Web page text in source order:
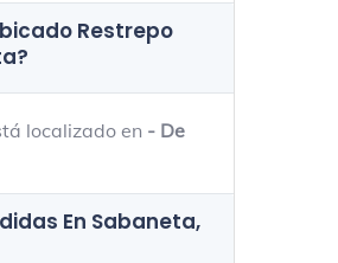
Restrepo
?
localizado en - De
En Sabaneta,